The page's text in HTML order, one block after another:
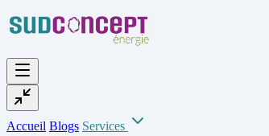
Accueil Blogs Services